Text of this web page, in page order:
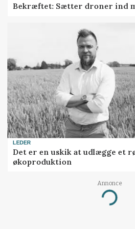
Bekræftet: Sætter droner ind
LEDER
Det er en uskik at udlægge et
økoproduktion
Annonce
Loading...